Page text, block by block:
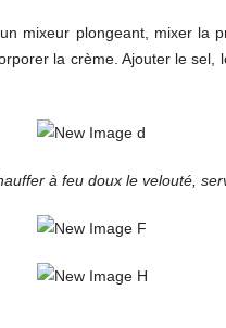
mixeur plongeant, mixer la
la crème. Ajouter le
à feu doux le velouté,